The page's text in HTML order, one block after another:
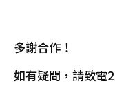
多謝合作！
如有疑問，請致電